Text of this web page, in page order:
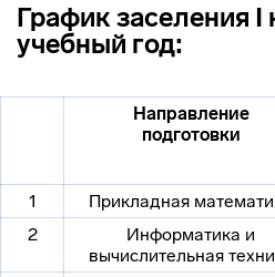
График заселения I
учебный год:
Направление
подготовки
1 Прикладная
2
Информатика и
вычислительная